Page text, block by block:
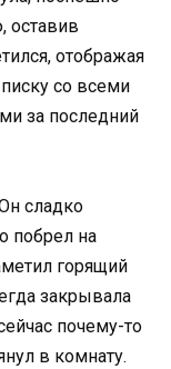
оставив
отображая
со всеми
за последний
сладко
побрел на
горящий
закрывала
почему-то
в комнату.